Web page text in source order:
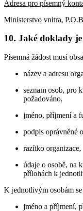
Adresa pro písemný
Ministerstvo vnitra,
10. Jaké doklady
Písemná žádost musí
název a adresu
seznam osob, pro
požadováno,
jméno, příjmení a
podpis oprávněné
razítko organizace,
údaje o osobě, na
přílohách k
K jednotlivým osobám se
jméno a příjmení,